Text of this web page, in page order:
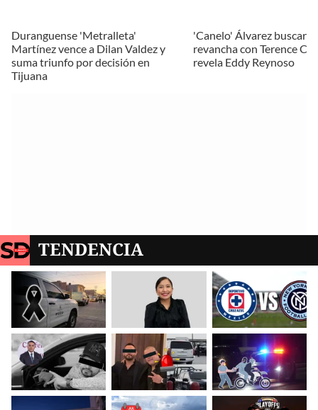
Duranguense 'Metralleta'
Martínez vence a Dilan Valdez y
suma triunfo por decisión en
Tijuana
'Canelo' Álvarez buscará
revancha con Terence
revela Eddy Reynoso
TENDENCIA